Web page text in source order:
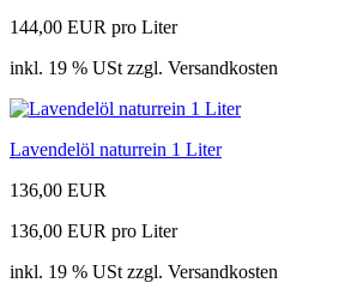
144,00 EUR pro Liter
inkl. 19 % USt zzgl. Versandkosten
Lavendelöl naturrein 1 Liter
136,00 EUR
136,00 EUR pro Liter
inkl. 19 % USt zzgl. Versandkosten